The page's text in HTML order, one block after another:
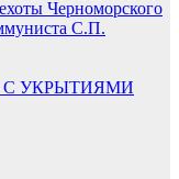
Черноморского
С.П.
С УКРЫТИЯМИ